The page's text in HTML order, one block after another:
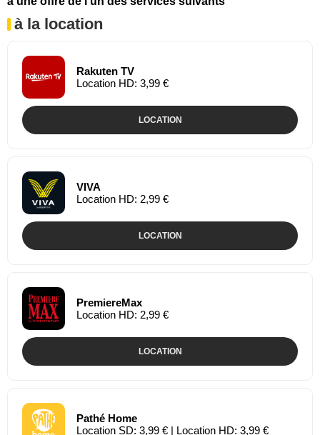
à la location
Rakuten TV
Location HD: 3,99 €
LOCATION
VIVA
Location HD: 2,99 €
LOCATION
PremiereMax
Location HD: 2,99 €
LOCATION
Pathé Home
Location SD: 3,99 € | Location HD: 3,99 €